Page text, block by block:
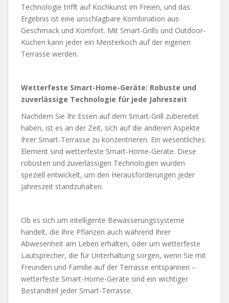
Technologie trifft auf Kochkunst im Freien, und das
Ergebnis ist eine unschlagbare Kombination aus
Geschmack und Komfort. Mit Smart-Grills und Outdoor-
Küchen kann jeder ein Meisterkoch auf der eigenen
Terrasse werden.
Wetterfeste Smart-Home-Geräte: Robuste und
zuverlässige Technologie für jede Jahreszeit
Nachdem Sie Ihr Essen auf dem Smart-Grill zubereitet
haben, ist es an der Zeit, sich auf die anderen Aspekte
Ihrer Smart-Terrasse zu konzentrieren. Ein wesentliches
Element sind wetterfeste Smart-Home-Geräte. Diese
robusten und zuverlässigen Technologien wurden
speziell entwickelt, um den Herausforderungen jeder
Jahreszeit standzuhalten.
Ob es sich um intelligente Bewässerungssysteme
handelt, die Ihre Pflanzen auch während Ihrer
Abwesenheit am Leben erhalten, oder um wetterfeste
Lautsprecher, die für Unterhaltung sorgen, wenn Sie mit
Freunden und Familie auf der Terrasse entspannen –
wetterfeste Smart-Home-Geräte sind ein wichtiger
Bestandteil jeder Smart-Terrasse.